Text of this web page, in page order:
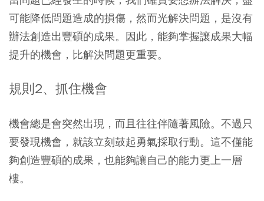
可能降低問題造成的損傷，然而光解決問題，是沒有
辦法創造出豐碩的成果。因此，能夠掌握讓成果大幅
提升的機會，比解決問題更重要。
規則2、抓住機會
機會總是會突然出現，而且往往伴隨著風險。不過只
要發現機會，就該立刻鼓起勇氣採取行動。這不僅能
夠創造豐碩的成果，也能夠讓自己的能力更上一層
樓。